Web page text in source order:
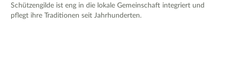
Schützengilde ist eng in die lokale Gemeinschaft integriert und
pflegt ihre Traditionen seit Jahrhunderten.